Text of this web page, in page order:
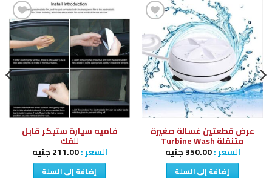
إلى
قائمة
الرغبات
عرض قطعتين غسالة صغيرة
متنقلة Turbine Wash
السعر :350.00جنيه
إضافة إلى السلة
إضافة
إلى
قائمة
الرغبات
فاميه سيارة ستيكر قابل
للفك
السعر :211.00جنيه
إضافة إلى السلة